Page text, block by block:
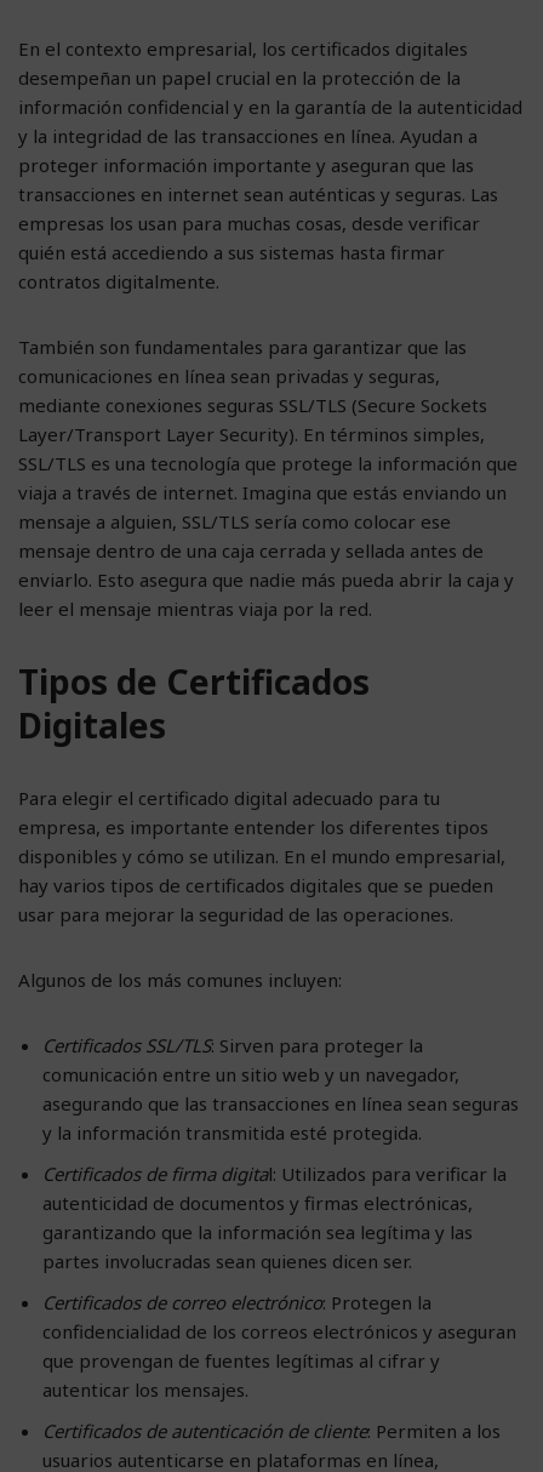
En el contexto empresarial, los certificados digitales
desempeñan un papel crucial en la protección de la
información confidencial y en la garantía de la autenticidad
y la integridad de las transacciones en línea. Ayudan a
proteger información importante y aseguran que las
transacciones en internet sean auténticas y seguras. Las
empresas los usan para muchas cosas, desde verificar
quién está accediendo a sus sistemas hasta firmar
contratos digitalmente.
También son fundamentales para garantizar que las
comunicaciones en línea sean privadas y seguras,
mediante conexiones seguras SSL/TLS (Secure Sockets
Layer/Transport Layer Security). En términos simples,
SSL/TLS es una tecnología que protege la información que
viaja a través de internet. Imagina que estás enviando un
mensaje a alguien, SSL/TLS sería como colocar ese
mensaje dentro de una caja cerrada y sellada antes de
enviarlo. Esto asegura que nadie más pueda abrir la caja y
leer el mensaje mientras viaja por la red.
Tipos de Certificados
Digitales
Para elegir el certificado digital adecuado para tu
empresa, es importante entender los diferentes tipos
disponibles y cómo se utilizan. En el mundo empresarial,
hay varios tipos de certificados digitales que se pueden
usar para mejorar la seguridad de las operaciones.
Algunos de los más comunes incluyen:
Certificados SSL/TLS: Sirven para proteger la
comunicación entre un sitio web y un navegador,
asegurando que las transacciones en línea sean seguras
y la información transmitida esté protegida.
Certificados de firma digital: Utilizados para verificar la
autenticidad de documentos y firmas electrónicas,
garantizando que la información sea legítima y las
partes involucradas sean quienes dicen ser.
Certificados de correo electrónico: Protegen la
confidencialidad de los correos electrónicos y aseguran
que provengan de fuentes legítimas al cifrar y
autenticar los mensajes.
Certificados de autenticación de cliente: Permiten a los
usuarios autenticarse en plataformas en línea,